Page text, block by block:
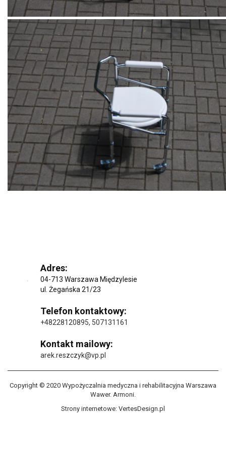
Adres:
04-713 Warszawa Międzylesie
ul. Żegańska 21/23
Telefon kontaktowy:
+48228120895, 507131161
Kontakt mailowy:
arek.reszczyk@vp.pl
Copyright © 2020 Wypożyczalnia medyczna i rehabilitacyjna Warszawa
Wawer. Armoni.
Strony internetowe: VertesDesign.pl